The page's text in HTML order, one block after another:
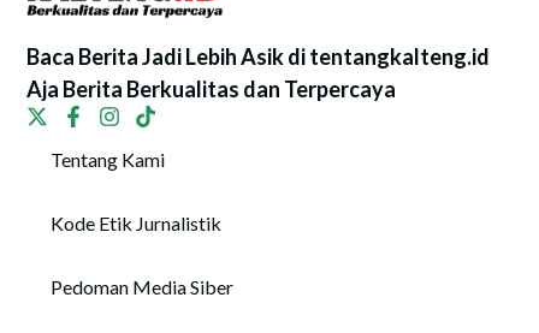
Baca Berita Jadi Lebih Asik di tentangkalteng.id
Aja Berita Berkualitas dan Terpercaya
Tentang Kami
Kode Etik Jurnalistik
Pedoman Media Siber